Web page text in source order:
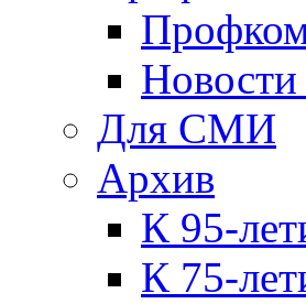
Для СМИ
Архив
К 95-
К 75-